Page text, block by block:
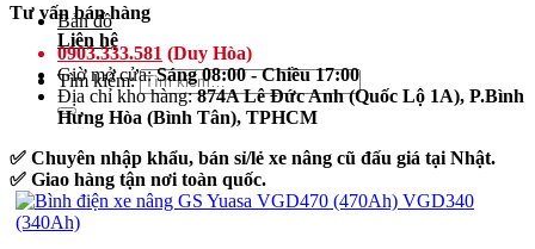
Bản đồ
Liên hệ
Tìm kiếm:
Tư vấn bán hàng
0903.333.581 (Duy Hòa)
Giờ mở cửa:Sáng 08:00 - Chiều 17:00
Địa chỉ kho hàng:874A Lê Đức Anh (Quốc Lộ 1A), P.Bình
Hưng Hòa (Bình Tân), TPHCM
✅ Chuyên nhập khẩu, bán sỉ/lẻ xe nâng cũ đấu giá tại Nhật.
✅ Giao hàng tận nơi toàn quốc.